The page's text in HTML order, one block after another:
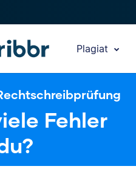
Plagiat
Fehler